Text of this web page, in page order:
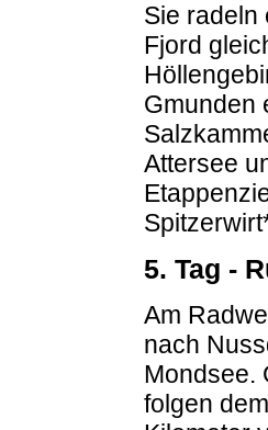
Sie radeln
Fjord
Gmunden
Attersee
5. Tag -
Am
nach
Mondsee.
folgen